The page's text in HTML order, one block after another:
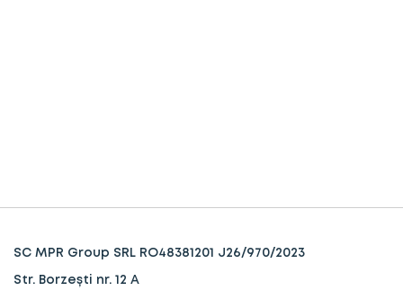
SC MPR Group SRL RO48381201 J26/970/2023
Str. Borzești nr. 12 A